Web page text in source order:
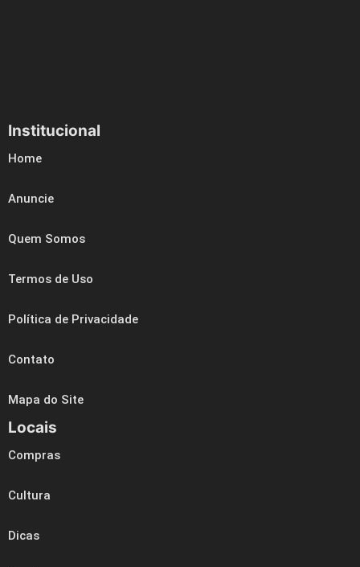
Institucional
Home
Anuncie
Quem Somos
Termos de Uso
Política de Privacidade
Contato
Mapa do Site
Locais
Compras
Cultura
Dicas